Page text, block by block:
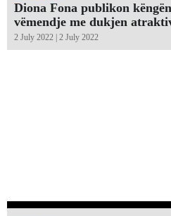
Diona Fona publikon
vëmendje me dukjen
2 July 2022 | 2 July 2022